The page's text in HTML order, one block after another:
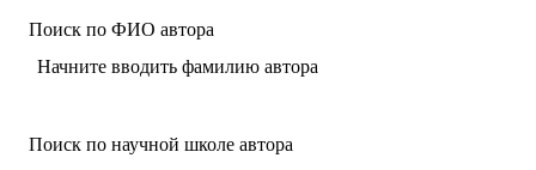
Поиск по ФИО автора
Начните вводить фамилию автора
Поиск по научной школе автора